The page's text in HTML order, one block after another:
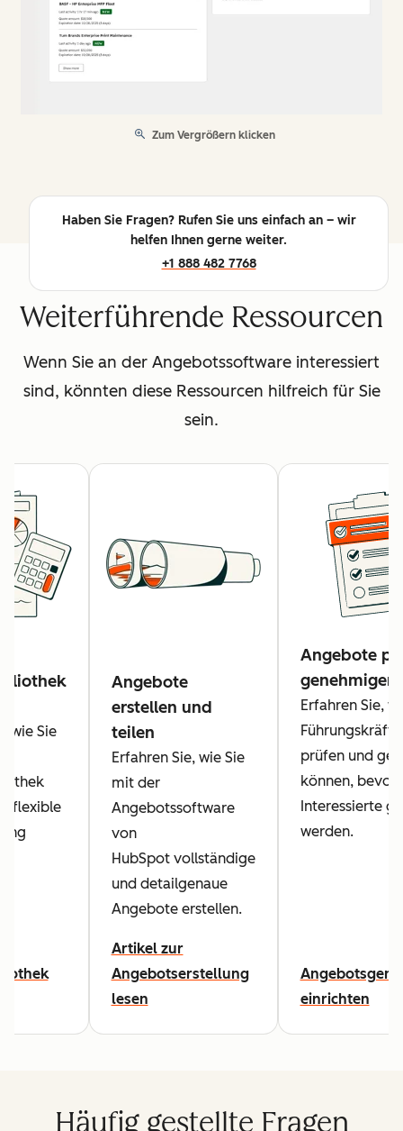
Zum Vergrößern klicken
Haben Sie Fragen? Rufen Sie uns einfach an – wir
helfen Ihnen gerne weiter.
+1 888 482 7768
Weiterführende Ressourcen
Wenn Sie an der Angebotssoftware interessiert
sind, könnten diese Ressourcen hilfreich für Sie
sein.
wie Sie
flexible
Angebote
erstellen und
teilen
Erfahren Sie, wie Sie
mit der
Angebotssoftware
von
HubSpot vollständige
und detailgenaue
Angebote erstellen.
Artikel zur
Angebotserstellung
lesen
Angebote
genehmigen
Erfahren Sie,
prüfen und
können, bevor
Interessierte
werden.
einrichten
Häufig gestellte Fragen